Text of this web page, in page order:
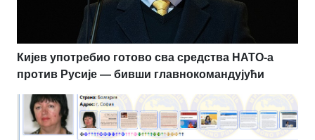
Кијев употребио готово сва средства НАТО-а
против Русије — бивши главнокомандујући